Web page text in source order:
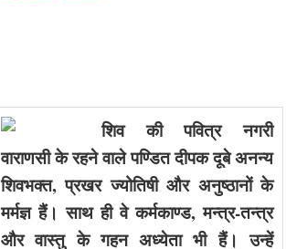
शिव की पवित्र नगरी
वाराणसी के रहने वाले पण्डित दीपक दूबे अनन्य
शिवभक्त, प्रखर ज्योतिषी और अनुष्ठानों के
मर्मज्ञ हैं। साथ ही वे कर्मकाण्ड, मन्त्र-तन्त्र
और वास्तु के गहन अध्येता भी हैं। उन्हें